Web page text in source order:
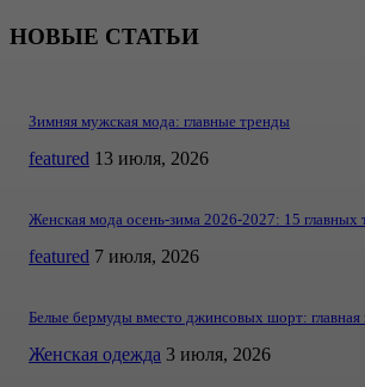
НОВЫЕ СТАТЬИ
Зимняя мужская мода: главные тренды
featured 13 июля, 2026
Женская мода осень-зима 2026-2027: 15 главных
featured 7 июля, 2026
Белые бермуды вместо джинсовых шорт: главная
Женская одежда 3 июля, 2026